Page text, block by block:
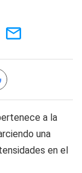
a la
una
en el